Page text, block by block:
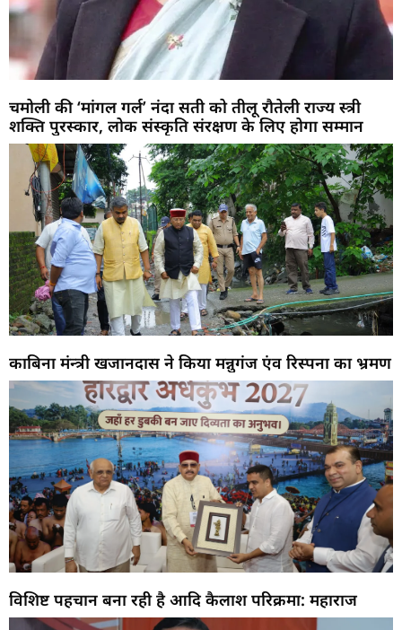
चमोली की ‘मांगल गर्ल’ नंदा सती को तीलू रौतेली राज्य स्त्री
शक्ति पुरस्कार, लोक संस्कृति संरक्षण के लिए होगा सम्मान
काबिना मंन्त्री खजानदास ने किया मन्नुगंज एंव रिस्पना का भ्रमण
विशिष्ट पहचान बना रही है आदि कैलाश परिक्रमा: महाराज